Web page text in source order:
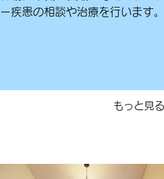
もっと見
ー疾患の相談や治療を行います。